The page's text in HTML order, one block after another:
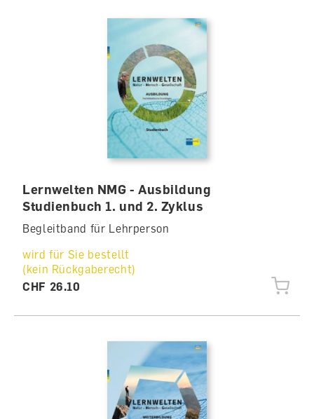
Lernwelten NMG - Ausbildung
Studienbuch 1. und 2. Zyklus
Begleitband für Lehrperson
wird für Sie bestellt
(kein Rückgaberecht)
CHF 26.10